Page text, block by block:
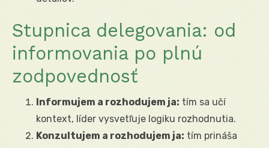
Stupnica delegovania: od
informovania po plnú
zodpovednosť
Informujem a rozhodujem ja: tím sa učí
kontext, líder vysvetľuje logiku rozhodnutia.
Konzultujem a rozhodujem ja: tím prináša